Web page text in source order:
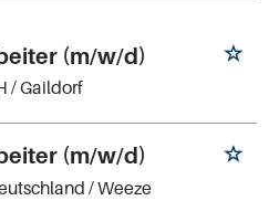
(m/w/d)
/ Gaildorf
(m/w/d)
/ Weeze